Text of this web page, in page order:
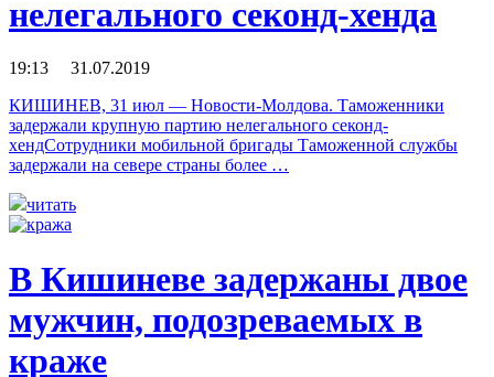
нелегального секонд-хенда
19:13 31.07.2019
КИШИНЕВ, 31 июл — Новости-Молдова. Таможенники
задержали крупную партию нелегального секонд-
хендСотрудники мобильной бригады Таможенной службы
задержали на севере страны более …
читать
В Кишиневе задержаны двое
мужчин, подозреваемых в
краже